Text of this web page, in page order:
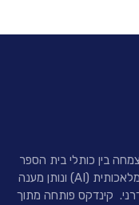
בין כותלי בית הספר
ומציעה פתרון טכנולוגי חדשני המשלב בינה מלאכותית (AI) ונותן מענה
קינדקס פותחה מתוך